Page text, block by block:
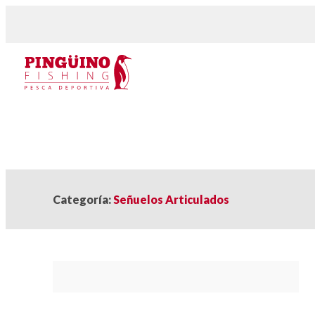
Categoría:Señuelos Articulados